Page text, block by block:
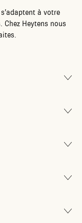
à votre
Heytens nous